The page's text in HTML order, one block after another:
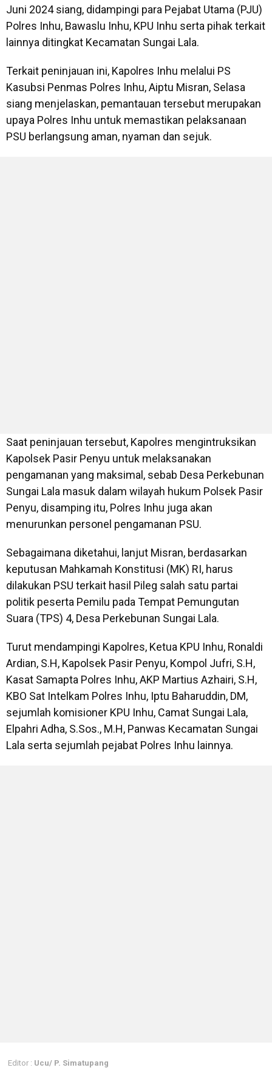
Juni 2024 siang, didampingi para Pejabat Utama (PJU)
Polres Inhu, Bawaslu Inhu, KPU Inhu serta pihak terkait
lainnya ditingkat Kecamatan Sungai Lala.
Terkait peninjauan ini, Kapolres Inhu melalui PS
Kasubsi Penmas Polres Inhu, Aiptu Misran, Selasa
siang menjelaskan, pemantauan tersebut merupakan
upaya Polres Inhu untuk memastikan pelaksanaan
PSU berlangsung aman, nyaman dan sejuk.
Saat peninjauan tersebut, Kapolres mengintruksikan
Kapolsek Pasir Penyu untuk melaksanakan
pengamanan yang maksimal, sebab Desa Perkebunan
Sungai Lala masuk dalam wilayah hukum Polsek Pasir
Penyu, disamping itu, Polres Inhu juga akan
menurunkan personel pengamanan PSU.
Sebagaimana diketahui, lanjut Misran, berdasarkan
keputusan Mahkamah Konstitusi (MK) RI, harus
dilakukan PSU terkait hasil Pileg salah satu partai
politik peserta Pemilu pada Tempat Pemungutan
Suara (TPS) 4, Desa Perkebunan Sungai Lala.
Turut mendampingi Kapolres, Ketua KPU Inhu, Ronaldi
Ardian, S.H, Kapolsek Pasir Penyu, Kompol Jufri, S.H,
Kasat Samapta Polres Inhu, AKP Martius Azhairi, S.H,
KBO Sat Intelkam Polres Inhu, Iptu Baharuddin, DM,
sejumlah komisioner KPU Inhu, Camat Sungai Lala,
Elpahri Adha, S.Sos., M.H, Panwas Kecamatan Sungai
Lala serta sejumlah pejabat Polres Inhu lainnya.
Editor : Ucu/ P. Simatupang